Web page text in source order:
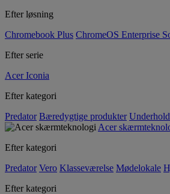
Efter løsning
Chromebook Plus ChromeOS Enterprise
Efter serie
Acer Iconia
Efter kategori
Predator Bæredygtige produkter
Acer
Efter kategori
Predator Vero Klasseværelse Mødelokale
Efter kategori